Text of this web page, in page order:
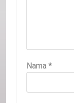
Nama *